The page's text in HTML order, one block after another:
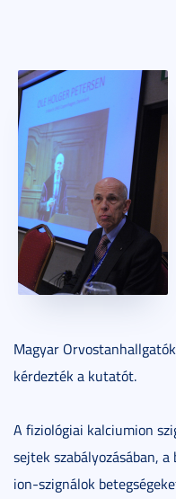
Magyar
kérdezték a kutatót.
A fiziológiai kalciumion
sejtek szabályozásában,
ion-szignálok